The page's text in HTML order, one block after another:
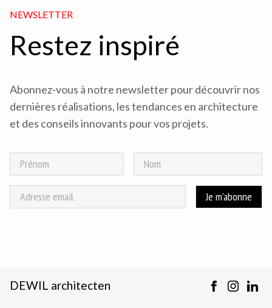
NEWSLETTER
Restez inspiré
Abonnez-vous à notre newsletter pour découvrir nos
dernières réalisations, les tendances en architecture
et des conseils innovants pour vos projets.
DEWIL architecten